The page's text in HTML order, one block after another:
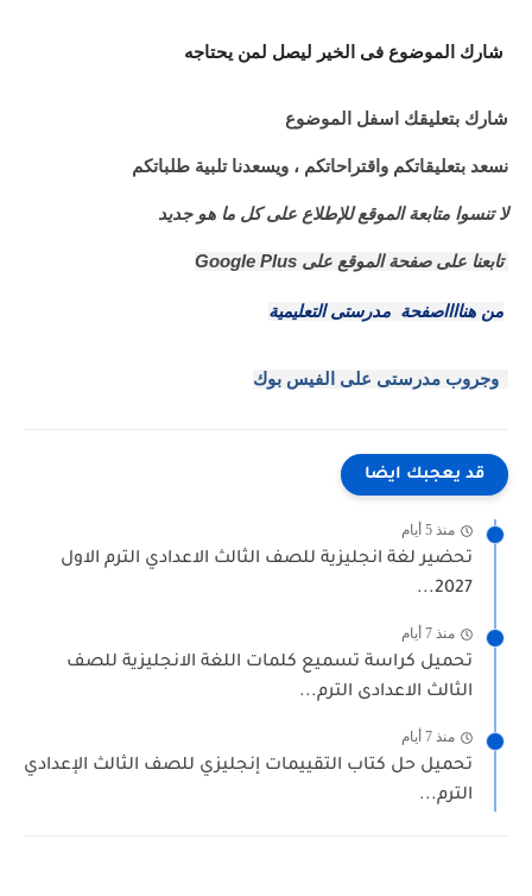
شارك الموضوع فى الخير ليصل لمن يحتاجه
شارك بتعليقك اسفل الموضوع
نسعد بتعليقاتكم واقتراحاتكم ، ويسعدنا تلبية طلباتكم
لا تنسوا متابعة الموقع للإطلاع على كل ما هو جديد
تابعنا على صفحة الموقع على Google Plus
من هنااااصفحة مدرستى التعليمية
وجروب مدرستى على الفيس بوك
قد يعجبك ايضا
منذ 5 أيام
تحضير لغة انجليزية للصف الثالث الاعدادي الترم الاول
2027...
منذ 7 أيام
تحميل كراسة تسميع كلمات اللغة الانجليزية للصف
الثالث الاعدادى الترم...
منذ 7 أيام
تحميل حل كتاب التقييمات إنجليزي للصف الثالث الإعدادي
الترم...